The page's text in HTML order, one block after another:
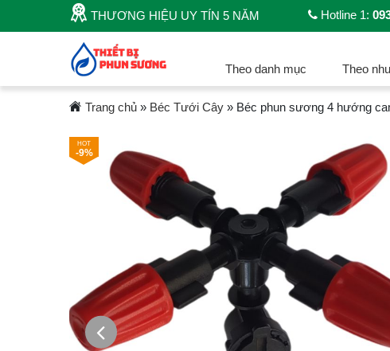
THƯƠNG HIỆU UY TÍN 5 NĂM Hotline 1:
Theo danh mục Theo
Trang chủ» Béc Tưới Cây» Béc phun sương 4 hướng
-9%